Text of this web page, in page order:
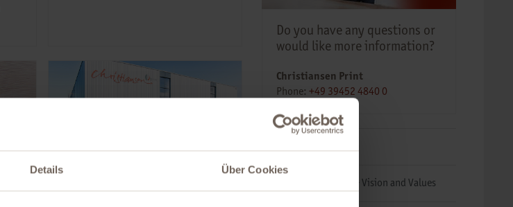
Details Über Cookies
At Christiansen Print
Find out more
Do you have any questions or
would like more information?
Christiansen Print
Phone: +49 39452 4840 0
Christiansen Print − Vision and Values